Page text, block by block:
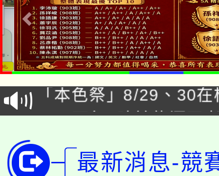
公告本校115學年度第
代理(課)教師甄選結果
告(尚有缺額)
「本色祭」8/29、30在
場熱烈登場!
8/21下午1時於龍潭區
局官網。
8月14至27日，桃園電
最新消息-競